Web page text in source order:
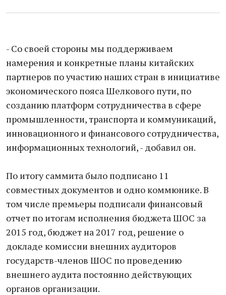
- Со своей стороны мы поддерживаем
намерения и конкретные планы китайских
партнеров по участию наших стран в инициативе
экономического пояса Шелкового пути, по
созданию платформ сотрудничества в сфере
промышленности, транспорта и коммуникаций,
инновационного и финансового сотрудничества,
информационных технологий, - добавил он.
По итогу саммита было подписано 11
совместных документов и одно коммюнике. В
том числе премьеры подписали финансовый
отчет по итогам исполнения бюджета ШОС за
2015 год, бюджет на 2017 год, решение о
докладе комиссии внешних аудиторов
государств-членов ШОС по проведению
внешнего аудита постоянно действующих
органов организации.